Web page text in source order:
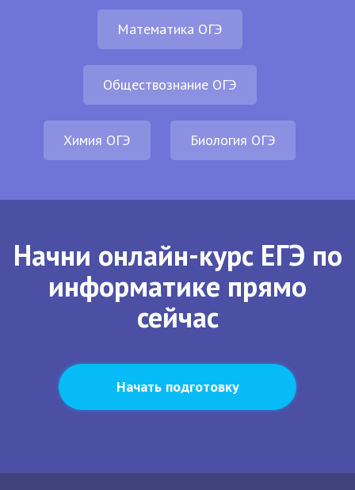
Математика ОГЭ
Обществознание ОГЭ
Химия ОГЭ Биология ОГЭ
Начни онлайн-курс ЕГЭ по
информатике прямо
сейчас
Начать подготовку